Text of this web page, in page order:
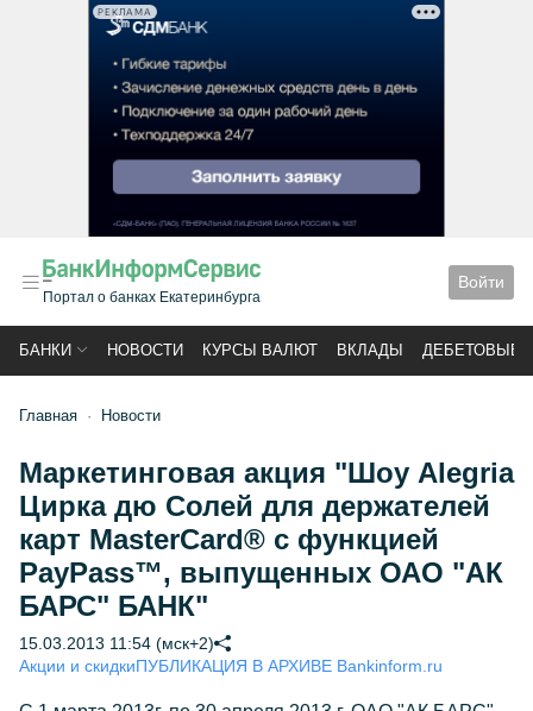
РЕКЛАМА
Портал о банках Екатеринбурга
Войти
БАНКИ НОВОСТИ КУРСЫ ВАЛЮТ ВКЛАДЫ ДЕБЕТОВЫЕ
Главная Новости
Маркетинговая акция "Шоу Alegria
Цирка дю Солей для держателей
карт MasterCard® с функцией
PayPass™, выпущенных ОАО "АК
БАРС" БАНК"
15.03.2013 11:54 (мск+2)
Акции и скидкиПУБЛИКАЦИЯ В АРХИВЕ Bankinform.ru